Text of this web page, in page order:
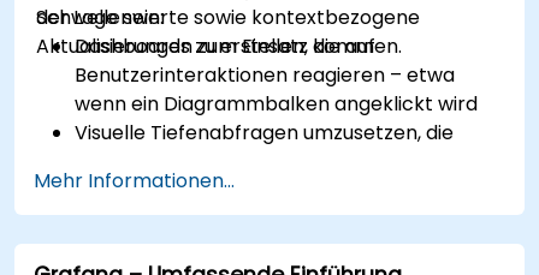
Schwellenwerte sowie kontextbezogene
Aktualisierungen zum Einsatz kommen.
der Lage sein:
Dashboards zu erstellen, die auf
Benutzerinteraktionen reagieren – etwa
wenn ein Diagrammbalken angeklickt wird
Visuelle Tiefenabfragen umzusetzen, die
(ohne das Öffnen neuer Reiter)
Kreisdiagramme sowie detaillierte Ansichten
basierend auf Auswahlfiltern zu konfigurieren
Mehr Informationen...